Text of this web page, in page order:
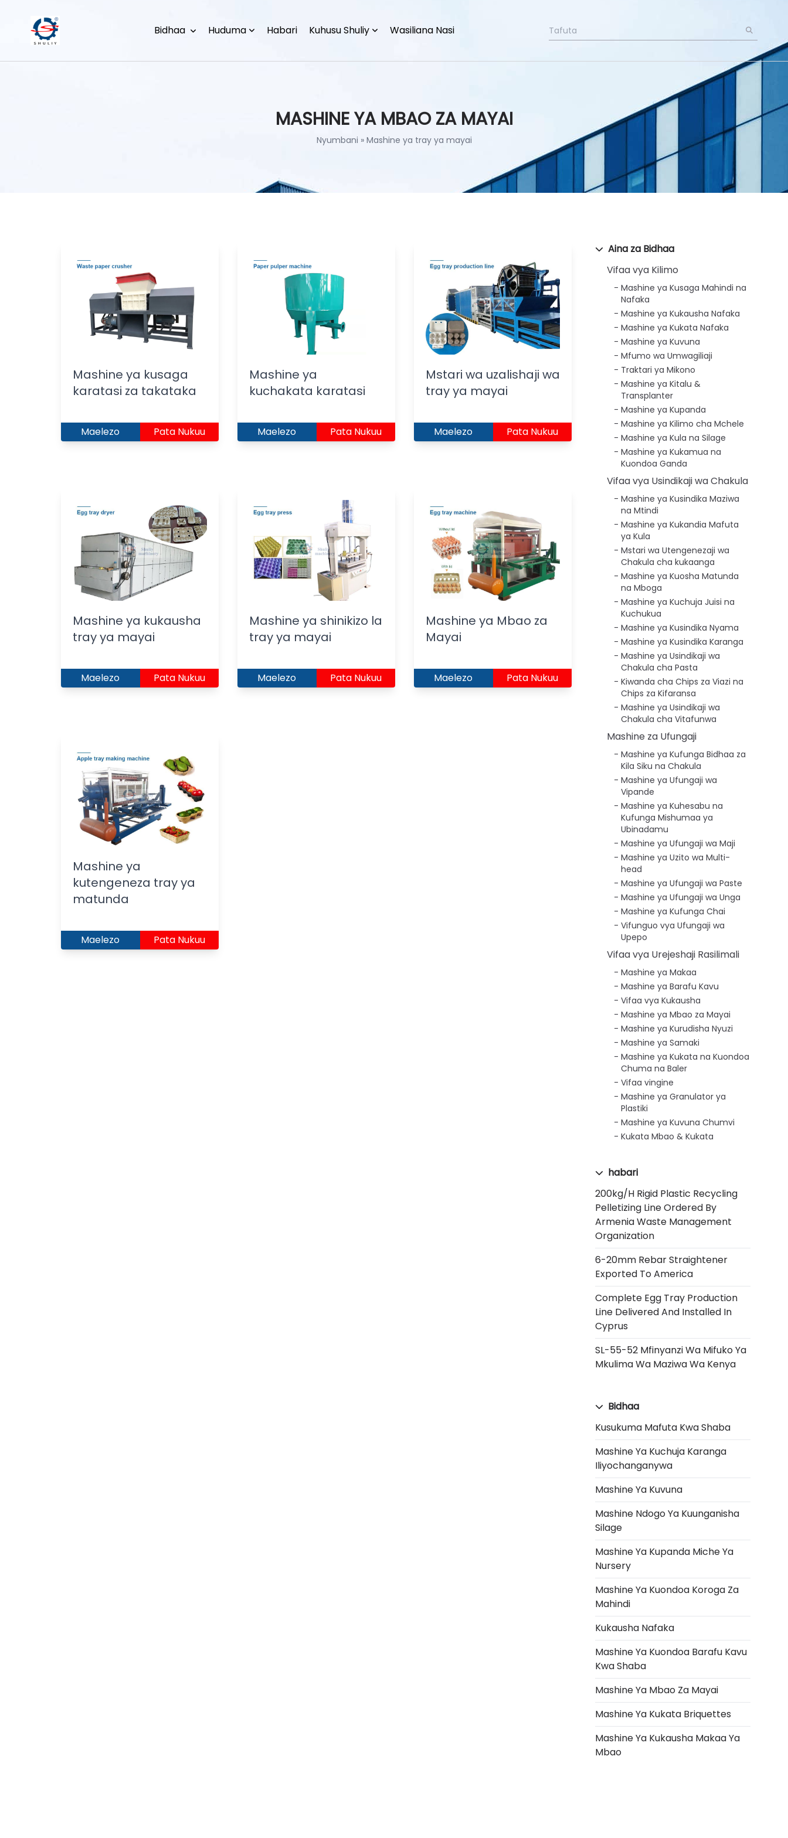
Bidhaa Huduma Habari Kuhusu Shuliy Wasiliana Nasi
MASHINE YA MBAO ZA MAYAI
Nyumbani » Mashine ya tray ya mayai
Aina za Bidhaa
Vifaa vya Kilimo
Mashine ya Kusaga Mahindi na
Nafaka
Mashine ya Kukausha Nafaka
Mashine ya Kukata Nafaka
Mashine ya Kuvuna
Mfumo wa Umwagiliaji
Traktari ya Mikono
Mashine ya Kitalu &
Transplanter
Mashine ya Kupanda
Mashine ya Kilimo cha Mchele
Mashine ya Kula na Silage
Mashine ya Kukamua na
Kuondoa Ganda
Vifaa vya Usindikaji wa Chakula
Mashine ya Kusindika Maziwa
na Mtindi
Mashine ya Kukandia Mafuta
ya Kula
Mstari wa Utengenezaji wa
Chakula cha kukaanga
Mashine ya Kuosha Matunda
na Mboga
Mashine ya Kuchuja Juisi na
Kuchukua
Mashine ya Kusindika Nyama
Mashine ya Kusindika Karanga
Mashine ya Usindikaji wa
Chakula cha Pasta
Kiwanda cha Chips za Viazi na
Chips za Kifaransa
Mashine ya Usindikaji wa
Chakula cha Vitafunwa
Mashine za Ufungaji
Mashine ya Kufunga Bidhaa za
Kila Siku na Chakula
Mashine ya Ufungaji wa
Vipande
Mashine ya Kuhesabu na
Kufunga Mishumaa ya
Ubinadamu
Mashine ya Ufungaji wa Maji
Mashine ya Uzito wa Multi-
head
Mashine ya Ufungaji wa Paste
Mashine ya Ufungaji wa Unga
Mashine ya Kufunga Chai
Vifunguo vya Ufungaji wa
Upepo
Vifaa vya Urejeshaji Rasilimali
Mashine ya Makaa
Mashine ya Barafu Kavu
Vifaa vya Kukausha
Mashine ya Mbao za Mayai
Mashine ya Kurudisha Nyuzi
Mashine ya Samaki
Mashine ya Kukata na Kuondoa
Chuma na Baler
Vifaa vingine
Mashine ya Granulator ya
Plastiki
Mashine ya Kuvuna Chumvi
Kukata Mbao & Kukata
habari
200kg/h Rigid Plastic Recycling
Pelletizing Line Ordered By
Armenia Waste Management
Organization
6-20mm Rebar Straightener
Exported To America
Complete Egg Tray Production
Line Delivered And Installed In
Cyprus
SL-55-52 Mfinyanzi Wa Mifuko Ya
Mkulima Wa Maziwa Wa Kenya
Bidhaa
Kusukuma Mafuta Kwa Shaba
Mashine Ya Kuchuja Karanga
Iliyochanganywa
Mashine Ya Kuvuna
Mashine Ndogo Ya Kuunganisha
Silage
Mashine Ya Kupanda Miche Ya
Nursery
Mashine Ya Kuondoa Koroga Za
Mahindi
Kukausha Nafaka
Mashine Ya Kuondoa Barafu Kavu
Kwa Shaba
Mashine Ya Mbao Za Mayai
Mashine Ya Kukata Briquettes
Mashine Ya Kukausha Makaa Ya
Mbao
Mashine ya kusaga
karatasi za takataka
Maelezo Pata Nukuu
Mashine ya
kuchakata karatasi
Maelezo Pata Nukuu
Mstari wa uzalishaji wa
tray ya mayai
Maelezo Pata Nukuu
Mashine ya kukausha
tray ya mayai
Maelezo Pata Nukuu
Mashine ya shinikizo la
tray ya mayai
Maelezo Pata Nukuu
Mashine ya Mbao za
Mayai
Maelezo Pata Nukuu
Mashine ya
kutengeneza tray ya
matunda
Maelezo Pata Nukuu
Greek